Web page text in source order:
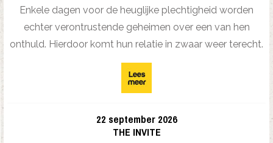
Enkele dagen voor de heuglijke plechtigheid worden
echter verontrustende geheimen over een van hen
onthuld. Hierdoor komt hun relatie in zwaar weer terecht.
22 september 2026
THE INVITE